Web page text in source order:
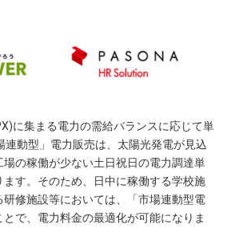
に集まる電力の需給バランスに応じて単
連動型」電力販売は、太陽光発電が見込
場の稼働が少ない土日祝日の電力調達単
す。そのため、日中に稼働する学校施
修施設等においては、「市場連動型電
で、電力料金の最適化が可能になりま